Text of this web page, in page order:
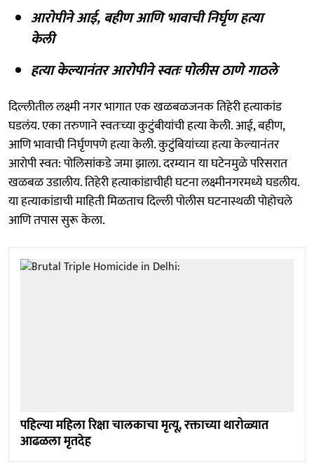
आरोपीने आई, बहीण आणि भावाची निर्घृण हत्या
केली
हत्या केल्यानंतर आरोपीने स्वतः पोलीस ठाणे गाठले
दिल्लीतील लक्ष्मी नगर भागात एक खळबळजनक तिहेरी हत्याकांड
घडलंय. एका तरुणाने स्वतःच्या कुटुंबीयांची हत्या केली. आई, बहीण,
आणि भावाची निर्घृणपणे हत्या केली. कुटुंबियांच्या हत्या केल्यानंतर
आरोपी स्वत: पोलिसांकडे जमा झाला. दरम्यान या घटेनमुळे परिसरात
खळबळ उडालीय. तिहेरी हत्याकांडाचीही घटना लक्ष्मीनगरमध्ये घडलीय.
या हत्याकांडाची माहिती मिळताच दिल्ली पोलीस घटनास्थळी पोहोचले
आणि तपास सुरू केला.
पहिल्या महिला रिक्षा चालकाचा मृत्यू, रक्ताच्या थारोळ्यात
आढळला मृतदेह